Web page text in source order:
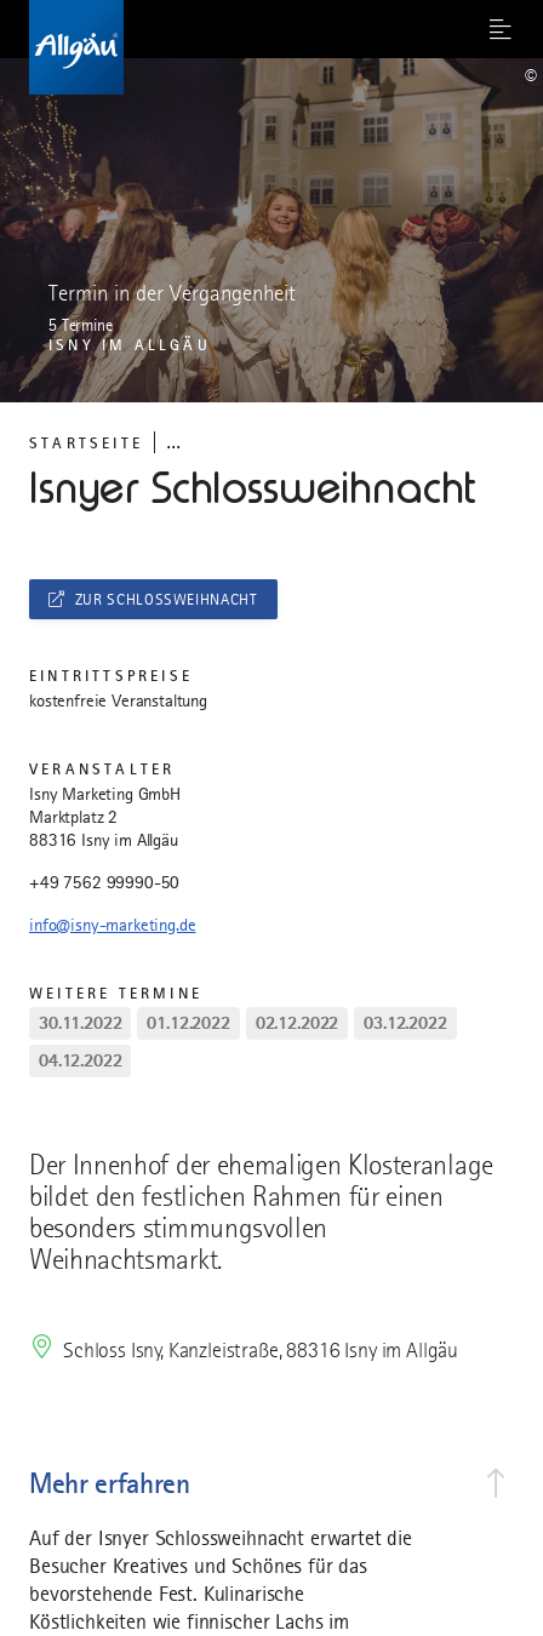
Menu
STARTSEITE ...
Isnyer Schlossweihnacht
Termin in der Vergangenheit
5 Termine
ISNY IM ALLGÄU
©
Der Innenhof der ehemaligen Klosteranlage
bildet den festlichen Rahmen für einen
besonders stimmungsvollen
Weihnachtsmarkt.
Schloss Isny, Kanzleistraße, 88316 Isny im Allgäu
Mehr erfahren
Auf der Isnyer Schlossweihnacht erwartet die
Besucher Kreatives und Schönes für das
bevorstehende Fest. Kulinarische
Köstlichkeiten wie finnischer Lachs im
ZUR SCHLOSSWEIHNACHT
EINTRITTSPREISE
kostenfreie Veranstaltung
VERANSTALTER
Isny Marketing GmbH
Marktplatz 2
88316 Isny im Allgäu
+49 7562 99990-50
info@isny-marketing.de
WEITERE TERMINE
30.11.2022 01.12.2022 02.12.2022
03.12.2022
04.12.2022